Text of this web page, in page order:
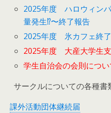
2025年度 ハロウィン
量発生⁉︎〜終了報告
2025年度 氷カフェ終
2025年度 大産大学生
学生自治会の会則につい
サークルについての各種書
課外活動団体継続届